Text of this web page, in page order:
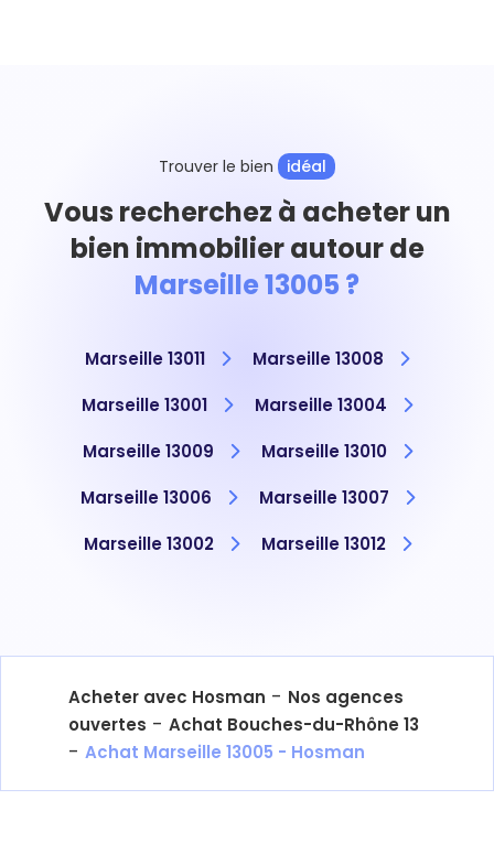
Trouver le bien idéal
Vous recherchez à acheter un
bien immobilier autour de
Marseille 13005 ?
Marseille 13011
Marseille 13008
Marseille 13001
Marseille 13004
Marseille 13009
Marseille 13010
Marseille 13006
Marseille 13007
Marseille 13002
Marseille 13012
Acheter avec Hosman - Nos agences
ouvertes - Achat Bouches-du-Rhône 13
- Achat Marseille 13005 - Hosman